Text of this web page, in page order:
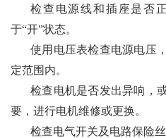
检查电源线和插座是否
于“开”状态。
使用电压表检查电源电压
定范围内。
检查电机是否发出异响，
要，进行电机维修或更换。
检查电气开关及电路保险